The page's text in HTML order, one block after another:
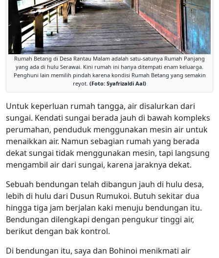
Rumah Betang di Desa Rantau Malam adalah satu-satunya Rumah Panjang
yang ada di hulu Serawai. Kini rumah ini hanya ditempati enam keluarga.
Penghuni lain memilih pindah karena kondisi Rumah Betang yang semakin
reyot. (Foto: Syafrizaldi Aal)
Untuk keperluan rumah tangga, air disalurkan dari
sungai. Kendati sungai berada jauh di bawah kompleks
perumahan, penduduk menggunakan mesin air untuk
menaikkan air. Namun sebagian rumah yang berada
dekat sungai tidak menggunakan mesin, tapi langsung
mengambil air dari sungai, karena jaraknya dekat.
Sebuah bendungan telah dibangun jauh di hulu desa,
lebih di hulu dari Dusun Rumukoi. Butuh sekitar dua
hingga tiga jam berjalan kaki menuju bendungan itu.
Bendungan dilengkapi dengan pengukur tinggi air,
berikut dengan bak kontrol.
Di bendungan itu, saya dan Bohinoi menikmati air